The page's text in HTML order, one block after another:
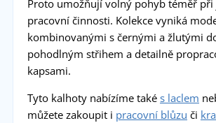
Proto umožňují volný pohyb téměř při
pracovní činnosti. Kolekce vyniká
kombinovanými s černými a žlutými
pohodlným střihem a detailně
kapsami.
Tyto kalhoty nabízíme také s laclem
můžete zakoupit i pracovní blůzu či